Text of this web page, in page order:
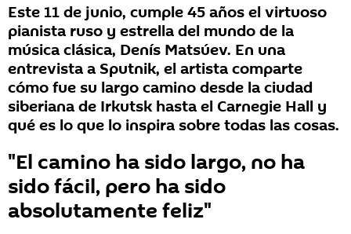
Este 11 de junio, cumple 45 años el virtuoso
pianista ruso y estrella del mundo de la
música clásica, Denís Matsúev. En una
entrevista a Sputnik, el artista comparte
cómo fue su largo camino desde la ciudad
siberiana de Irkutsk hasta el Carnegie Hall y
qué es lo que lo inspira sobre todas las cosas.
"El camino ha sido largo, no ha
sido fácil, pero ha sido
absolutamente feliz"